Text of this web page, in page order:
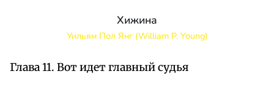
Хижина
Уильям Пол Янг (William P. Young)
Глава 11. Вот идет главный судья